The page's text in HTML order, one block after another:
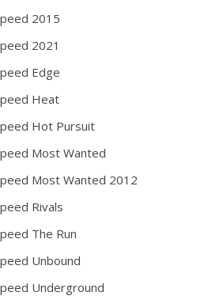
2015
2021
Edge
Heat
Hot Pursuit
Most Wanted
Most Wanted 2012
Rivals
The Run
Unbound
Underground